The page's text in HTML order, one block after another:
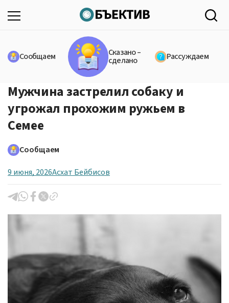
Сообщаем Сказано –
сделано Рассуждаем
Мужчина застрелил собаку и
угрожал прохожим ружьем в
Семее
Сообщаем
9 июня, 2026Асхат Бейбисов